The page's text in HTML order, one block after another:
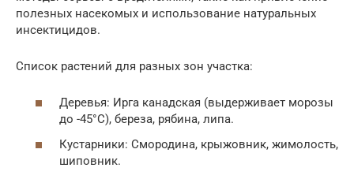
полезных насекомых и использование натуральных
инсектицидов.
Список растений для разных зон участка:
Деревья: Ирга канадская (выдерживает морозы
до -45°C), береза, рябина, липа.
Кустарники: Смородина, крыжовник, жимолость,
шиповник.